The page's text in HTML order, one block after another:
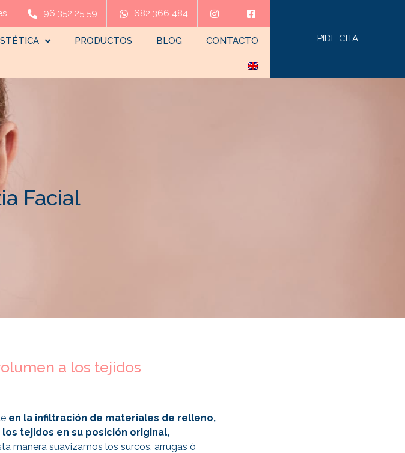
96 352 25 59 682 366 484
PRODUCTOS BLOG CONTACTO PIDE CITA
Facial
a los tejidos
en la infiltración de materiales de relleno,
tejidos en su posición original,
manera suavizamos los surcos, arrugas ó